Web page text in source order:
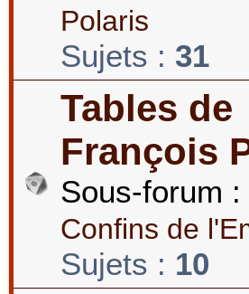
Polaris
Sujets : 31
Tables de
François
Sous-forum :
Confins de
Sujets : 10